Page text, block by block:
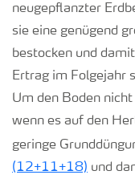
neugepflanzter
sie eine genügend
bestocken und
Ertrag im Folgejahr
Um den Boden
wenn es auf den
geringe
(12+11+18) und